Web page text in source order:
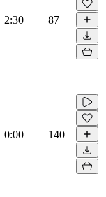
2:30 87
0:00 140